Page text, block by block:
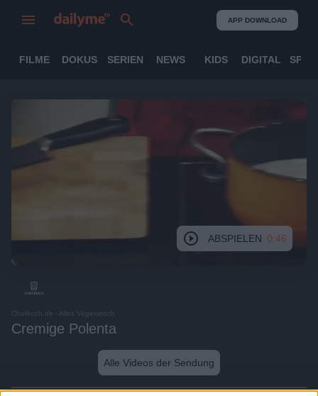
APP DOWNLOAD
FILME DOKUS SERIEN NEWS KIDS DIGITAL
ABSPIELEN 0:46
Chefkoch.de - Alles Vegetarisch
Cremige Polenta
Alle Videos der Sendung